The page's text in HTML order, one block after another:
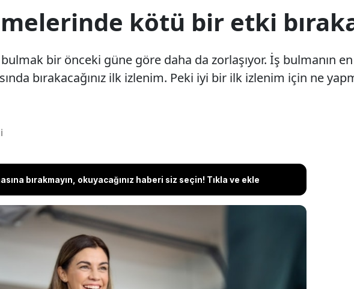
kötü bir etki
bir önceki güne göre daha da zorlaşıyor. İş bulmanın
bırakacağınız ilk izlenim. Peki iyi bir ilk izlenim için ne
bırakmayın, okuyacağınız haberi siz seçin! Tıkla ve ekle